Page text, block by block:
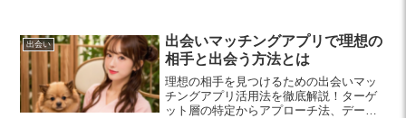
出会い
出会いマッチングアプリで理想の
相手と出会う方法とは
理想の相手を見つけるための出会いマッ
チングアプリ活用法を徹底解説！ターゲ
ット層の特定からアプローチ法、デート